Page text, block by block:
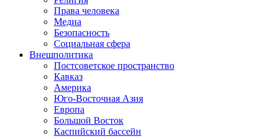
Права человека
Медиа
Безопасность
Социальная сфера
Внешполитика
Постсоветское пространство
Кавказ
Америка
Юго-Восточная Азия
Европа
Большой Восток
Каспийский бассейн